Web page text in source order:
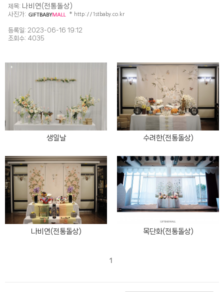
제목: 나비연(전통돌상)
사진가: * http://1stbaby.co.kr
등록일: 2023-06-16 19:12
조회수: 4035
생일날 수려한(전통돌상)
나비연(전통돌상) 목단화(전통돌상)
1